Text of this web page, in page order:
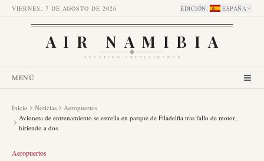
VIERNES, 7 DE AGOSTO DE 2026 EDICIÓN: ESPAÑA
AIR NAMIBIA
AVIATION INTELLIGENCE
MENÚ
Inicio Noticias
Aeropuertos
Avioneta de entrenamiento se estrella en parque de Filadelfia tras fallo de motor,
hiriendo a dos
Aeropuertos